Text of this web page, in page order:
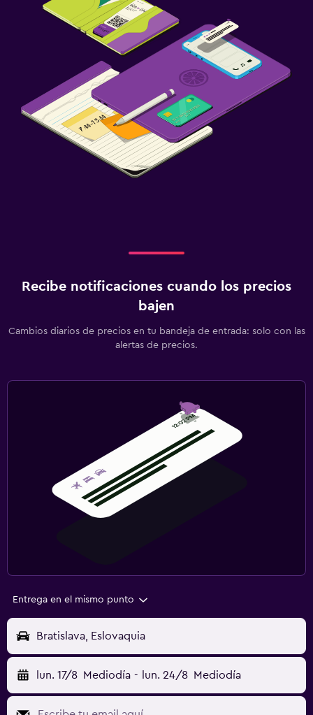
Recibe notificaciones cuando los precios
bajen
Cambios diarios de precios en tu bandeja de entrada: solo con las
alertas de precios.
Entrega en el mismo punto
Bratislava, Eslovaquia
lun. 17/8 Mediodía - lun. 24/8 Mediodía